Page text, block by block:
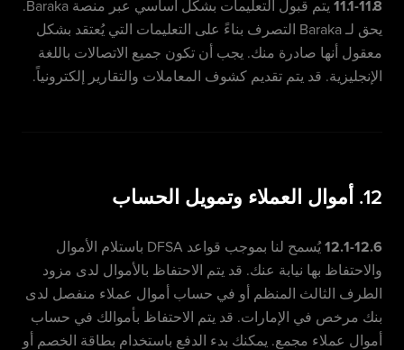
11.1-11.8
يتم قبول التعليمات بشكل أساسي عبر منصة Baraka.
يحق لـ Baraka التصرف بناءً على التعليمات التي يُعتقد بشكل
معقول أنها صادرة منك. يجب أن تكون جميع الاتصالات باللغة
الإنجليزية. قد يتم تقديم كشوف المعاملات والتقارير إلكترونياً.
12. أموال العملاء وتمويل الحساب
12.1-12.6
يُسمح لنا بموجب قواعد DFSA باستلام الأموال
والاحتفاظ بها نيابة عنك. قد يتم الاحتفاظ بالأموال لدى مزود
الطرف الثالث المنظم أو في حساب أموال عملاء منفصل لدى
بنك مرخص في الإمارات. قد يتم الاحتفاظ بأموالك في حساب
أموال عملاء مجمع. يمكنك بدء الدفع باستخدام بطاقة الخصم أو